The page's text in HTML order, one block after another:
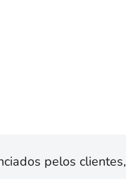
pelos